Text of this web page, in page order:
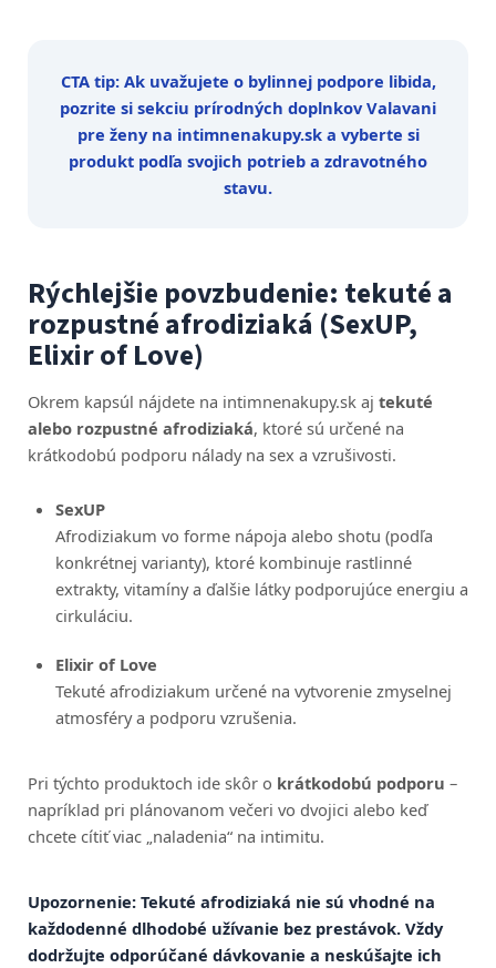
CTA tip: Ak uvažujete o bylinnej podpore libida,
pozrite si sekciu prírodných doplnkov Valavani
pre ženy na intimnenakupy.sk a vyberte si
produkt podľa svojich potrieb a zdravotného
stavu.
Rýchlejšie povzbudenie: tekuté a
rozpustné afrodiziaká (SexUP,
Elixir of Love)
Okrem kapsúl nájdete na intimnenakupy.sk aj tekuté
alebo rozpustné afrodiziaká, ktoré sú určené na
krátkodobú podporu nálady na sex a vzrušivosti.
SexUP
Afrodiziakum vo forme nápoja alebo shotu (podľa
konkrétnej varianty), ktoré kombinuje rastlinné
extrakty, vitamíny a ďalšie látky podporujúce energiu a
cirkuláciu.
Elixir of Love
Tekuté afrodiziakum určené na vytvorenie zmyselnej
atmosféry a podporu vzrušenia.
Pri týchto produktoch ide skôr o krátkodobú podporu –
napríklad pri plánovanom večeri vo dvojici alebo keď
chcete cítiť viac „naladenia“ na intimitu.
Upozornenie: Tekuté afrodiziaká nie sú vhodné na
každodenné dlhodobé užívanie bez prestávok. Vždy
dodržujte odporúčané dávkovanie a neskúšajte ich